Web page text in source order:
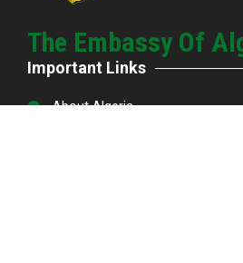
The Embassy Of
Important Links
About Algeria